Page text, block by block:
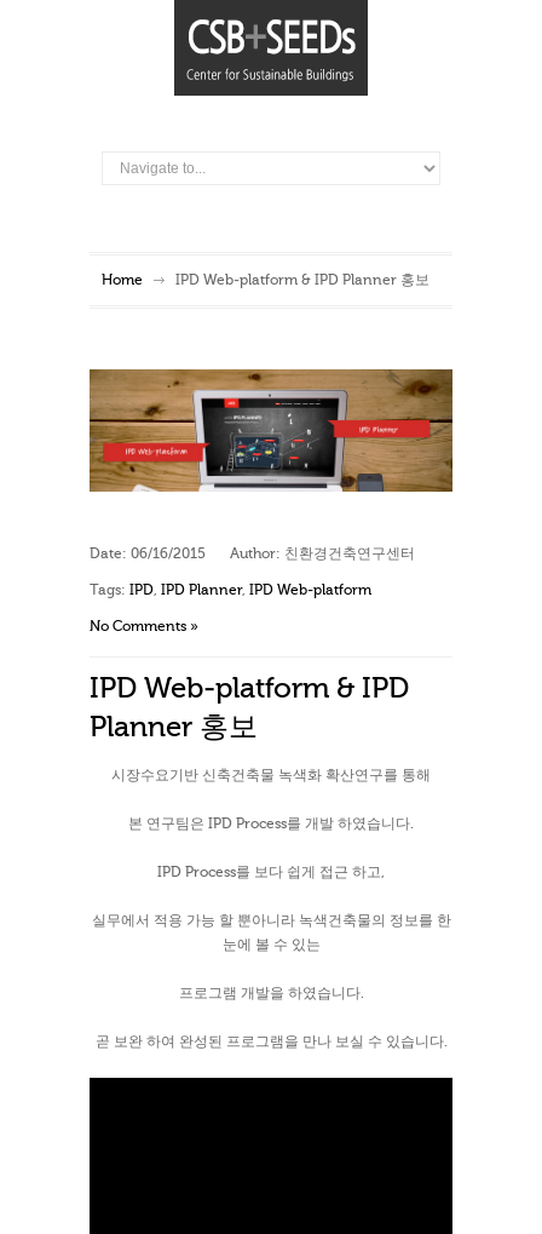
Home IPD Web-platform & IPD Planner 홍보
Date: 06/16/2015 Author: 친환경건축연구센터
Tags: IPD IPD Planner, IPD Web-platform
No Comments »
IPD Web-platform & IPD
Planner 홍보
시장수요기반 신축건축물 녹색화 확산연구를 통해
본 연구팀은 IPD Process를 개발 하였습니다.
IPD Process를 보다 쉽게 접근 하고,
실무에서 적용 가능 할 뿐아니라 녹색건축물의 정보를 한
눈에 볼 수 있는
프로그램 개발을 하였습니다.
곧 보완 하여 완성된 프로그램을 만나 보실 수 있습니다.